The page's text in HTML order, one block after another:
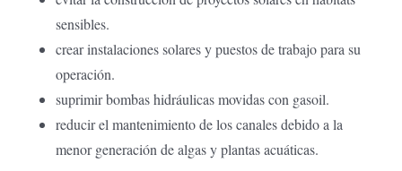
sensibles.
crear instalaciones solares y puestos de trabajo para su
operación.
suprimir bombas hidráulicas movidas con gasoil.
reducir el mantenimiento de los canales debido a la
menor generación de algas y plantas acuáticas.